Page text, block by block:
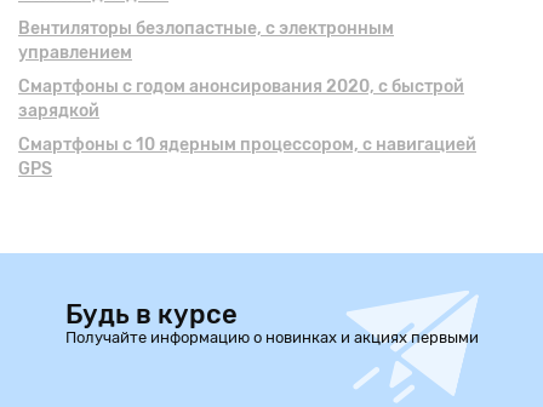
Вентиляторы безлопастные, с электронным
управлением
Смартфоны с годом анонсирования 2020, с быстрой
зарядкой
Смартфоны с 10 ядерным процессором, с навигацией
GPS
Будь в курсе
Получайте информацию о новинках и акциях первыми